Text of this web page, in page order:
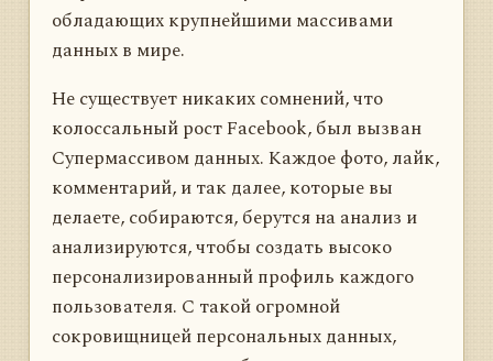
обладающих крупнейшими массивами
данных в мире.
Не существует никаких сомнений, что
колоссальный рост Facebook, был вызван
Супермассивом данных. Каждое фото, лайк,
комментарий, и так далее, которые вы
делаете, собираются, берутся на анализ и
анализируются, чтобы создать высоко
персонализированный профиль каждого
пользователя. С такой огромной
сокровищницей персональных данных,